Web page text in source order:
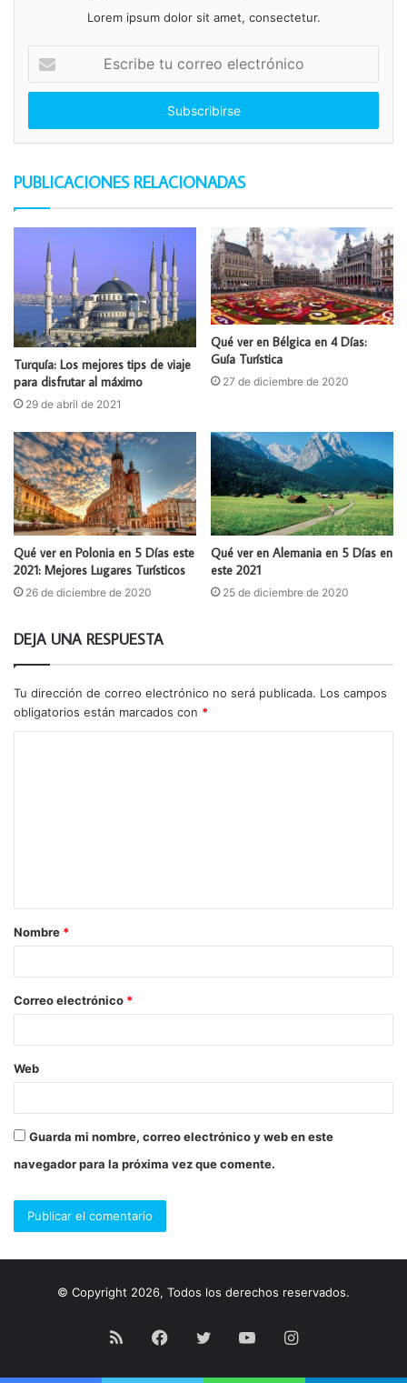
Lorem ipsum dolor sit amet, consectetur.
correo
PUBLICACIONES RELACIONADAS
Turquía: Los mejores tips de viaje
para disfrutar al máximo
29 de abril de 2021
Qué ver en Bélgica en 4 Días:
Guía Turística
27 de diciembre de 2020
Qué ver en Polonia en 5 Días este
2021: Mejores Lugares Turísticos
26 de diciembre de 2020
Qué ver en Alemania en 5 Días en
este 2021
25 de diciembre de 2020
DEJA UNA RESPUESTA
Tu dirección de correo electrónico no será publicada. Los campos
obligatorios están marcados con *
a
r
*
Nombre *
Correo electrónico *
Web
Guarda mi nombre, correo electrónico y web en este
navegador para la próxima vez que comente.
© Copyright 2026, Todos los derechos reservados.
RSS Facebook
TwitterYouTubeInstagram